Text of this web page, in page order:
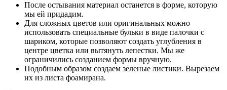
После остывания материал останется в форме, которую
мы ей придадим.
Для сложных цветов или оригинальных можно
использовать специальные бульки в виде палочки с
шариком, которые позволяют создать углубления в
центре цветка или вытянуть лепестки. Мы же
ограничились созданием формы вручную.
Подобным образом создаем зеленые листики. Вырезаем
их из листа фоамирана.